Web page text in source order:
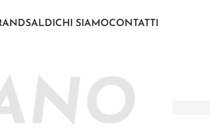
SALDICHI SIAMOCONTATTI